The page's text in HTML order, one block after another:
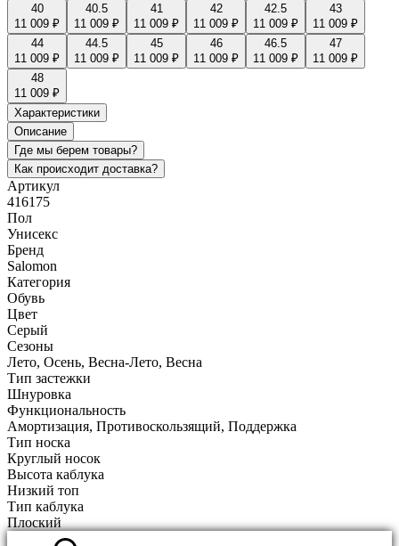
40
11 009 ₽
40.5
11 009 ₽
41
11 009 ₽
42
11 009 ₽
42.5
11 009 ₽
43
11 009 ₽
44
11 009 ₽
44.5
11 009 ₽
45
11 009 ₽
46
11 009 ₽
46.5
11 009 ₽
47
11 009 ₽
48
11 009 ₽
Характеристики
Описание
Где мы берем товары?
Как происходит доставка?
Артикул
416175
Пол
Унисекс
Бренд
Salomon
Категория
Обувь
Цвет
Серый
Сезоны
Лето, Осень, Весна-Лето, Весна
Тип застежки
Шнуровка
Функциональность
Амортизация, Противоскользящий, Поддержка
Тип носка
Круглый носок
Высота каблука
Низкий топ
Тип каблука
Плоский